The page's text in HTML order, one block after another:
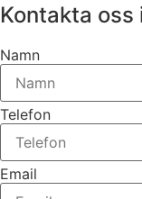
Kontakta oss
Namn
Telefon
Email